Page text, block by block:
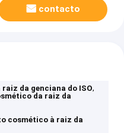
contacto
da genciana do ISO,
da raiz da
cosmético à raiz da